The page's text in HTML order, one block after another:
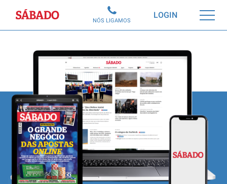
Sábado LOGIN
NÓS LIGAMOS